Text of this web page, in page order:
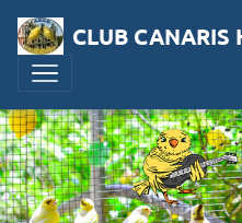
CLUB CANARIS